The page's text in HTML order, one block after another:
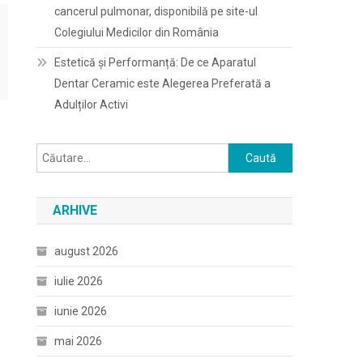
cancerul pulmonar, disponibilă pe site-ul
Colegiului Medicilor din România
Estetică și Performanță: De ce Aparatul
Dentar Ceramic este Alegerea Preferată a
Adulților Activi
Caută
după:
ARHIVE
august 2026
iulie 2026
iunie 2026
mai 2026